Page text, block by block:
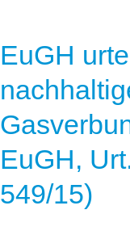
EuGH
EuGH,
549/15)